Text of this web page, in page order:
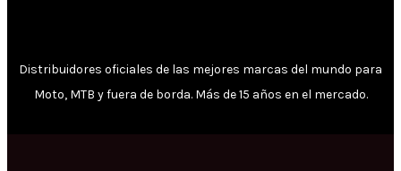
Distribuidores oficiales de las mejores marcas del mundo para
Moto, MTB y fuera de borda. Más de 15 años en el mercado.